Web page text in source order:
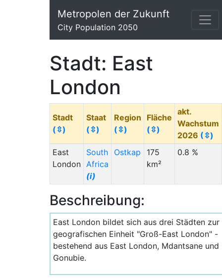
Metropolen der Zukunft
City Population 2050
Stadt: East
London
Stadt
(⇳)
Staat
(⇳)
Region
(⇳)
Fläche
(⇳)
akt.
Wachstum
2026 (⇳)
East
London
South
Africa
(i)
Ostkap
175
km²
0.8 %
Beschreibung:
East London bildet sich aus drei Städten zur
geografischen Einheit "Groß-East London" -
bestehend aus East London, Mdantsane und
Gonubie.